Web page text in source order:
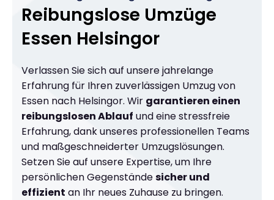
Reibungslose Umzüge
Essen Helsingor
Verlassen Sie sich auf unsere jahrelange
Erfahrung für Ihren zuverlässigen Umzug von
Essen nach Helsingor. Wir garantieren einen
reibungslosen Ablauf und eine stressfreie
Erfahrung, dank unseres professionellen Teams
und maßgeschneiderter Umzugslösungen.
Setzen Sie auf unsere Expertise, um Ihre
persönlichen Gegenständesicher und
effizient an Ihr neues Zuhause zu bringen.